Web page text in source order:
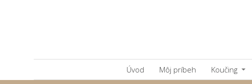
Úvod Môj príbeh Koučing